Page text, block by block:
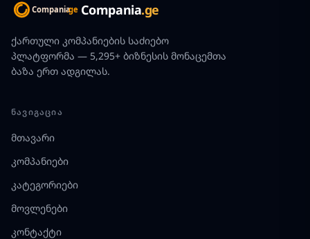
Compania.ge
ქართული კომპანიების საძიებო
პლატფორმა — 5,295+ ბიზნესის მონაცემთა
ბაზა ერთ ადგილას.
ᲜᲐᲕᲘᲒᲐᲪᲘᲐ
მთავარი
კომპანიები
კატეგორიები
მოვლენები
კონტაქტი